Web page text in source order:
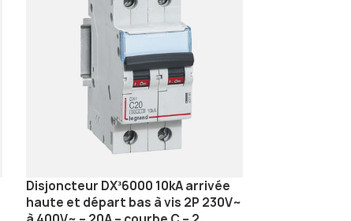
Disjoncteur DX³6000 10kA arrivée
haute et départ bas à vis 2P 230V~